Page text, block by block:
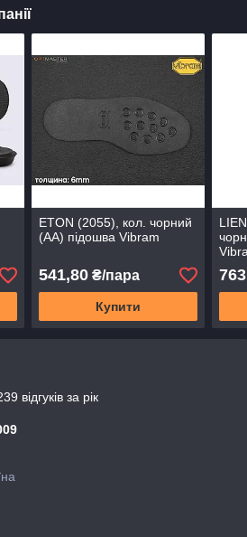
ETON (2055), кол. чорний
(АА) підошва Vibram
541,80₴/пара
Купити
відгуків за рік